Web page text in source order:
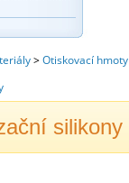
>Otiskovací hmoty
silikony